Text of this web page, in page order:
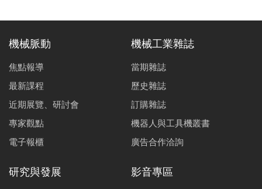
機械脈動
焦點報導
最新課程
近期展覽、研討會
專家觀點
電子報櫃
機械工業雜誌
當期雜誌
歷史雜誌
訂購雜誌
機器人與工具機叢書
廣告合作洽詢
研究與發展 影音專區